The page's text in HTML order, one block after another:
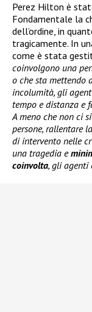
Perez Hilton è
Fondamentale la
dell’ordine, in
tragicamente. In
come è stata
coinvolgono una
o che sta mettendo
incolumità, gli
tempo e distanza e
A meno che non ci
persone, rallentare
di intervento nelle
una tragedia e
coinvolta, gli agenti